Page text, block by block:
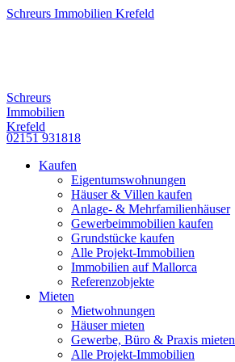
Schreurs Immobilien Krefeld
Schreurs
Immobilien
Krefeld
02151 931818
Kaufen
Eigentumswohnungen
Häuser & Villen kaufen
Anlage- & Mehrfamilienhäuser
Gewerbeimmobilien kaufen
Grundstücke kaufen
Alle Projekt-Immobilien
Immobilien auf Mallorca
Referenzobjekte
Mieten
Mietwohnungen
Häuser mieten
Gewerbe, Büro & Praxis mieten
Alle Projekt-Immobilien